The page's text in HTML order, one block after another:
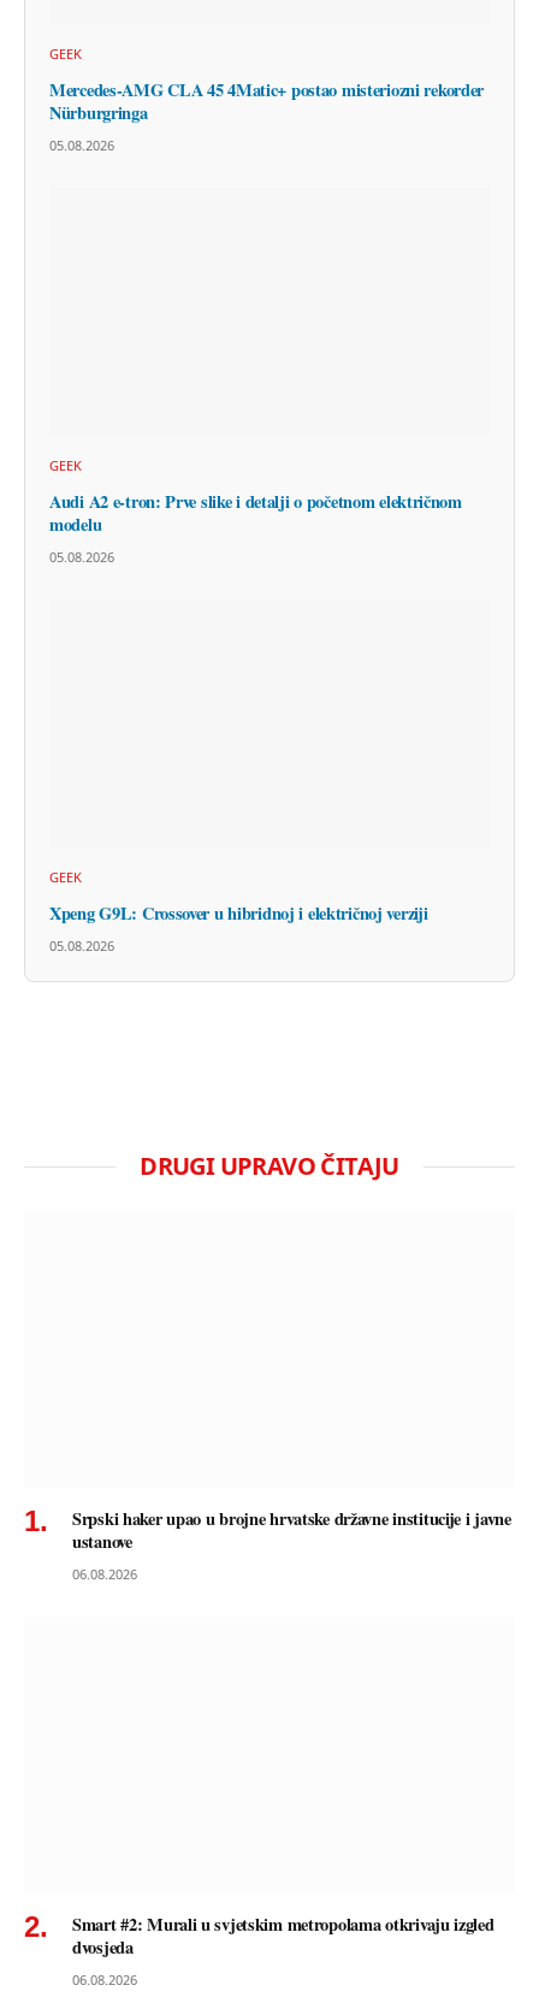
GEEK
Mercedes-AMG CLA 45 4Matic+ postao misteriozni rekorder
Nürburgringa
05.08.2026
GEEK
Audi A2 e-tron: Prve slike i detalji o početnom električnom
modelu
05.08.2026
GEEK
Xpeng G9L: Crossover u hibridnoj i električnoj verziji
05.08.2026
DRUGI UPRAVO ČITAJU
Srpski haker upao u brojne hrvatske državne institucije i javne
ustanove
06.08.2026
Smart #2: Murali u svjetskim metropolama otkrivaju izgled
dvosjeda
06.08.2026